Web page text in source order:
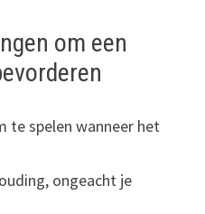
om een
te spelen wanneer het
ongeacht je